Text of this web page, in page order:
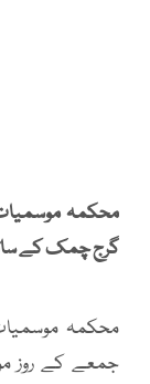
محکمہ
گرج چمک کے
محکمہ
جمعے کے روز